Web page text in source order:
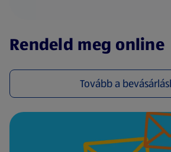
Rendeld meg online
Tovább a (új